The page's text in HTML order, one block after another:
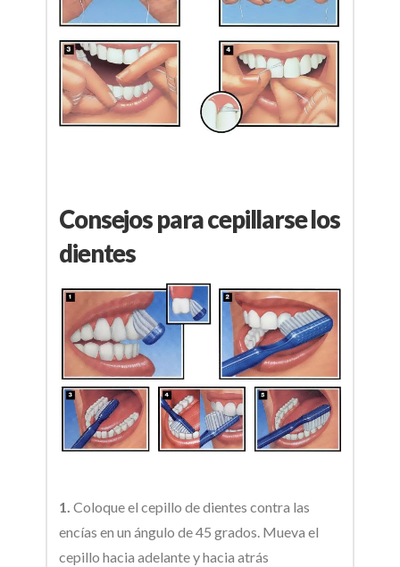
Consejos para cepillarse los
dientes
1. Coloque el cepillo de dientes contra las
encías en un ángulo de 45 grados. Mueva el
cepillo hacia adelante y hacia atrás